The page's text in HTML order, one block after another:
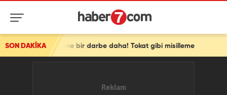
SON DAKİKA
bir darbe daha! Tokat gibi misilleme